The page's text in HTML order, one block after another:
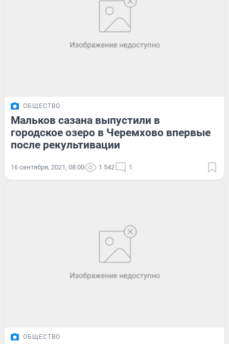
ОБЩЕСТВО
Мальков сазана выпустили в
городское озеро в Черемхово впервые
после рекультивации
16 сентября, 2021, 08:00 1 542 1
ОБЩЕСТВО